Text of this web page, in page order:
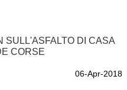
SULL'ASFALTO DI CASA
CORSE
06-Apr-2018